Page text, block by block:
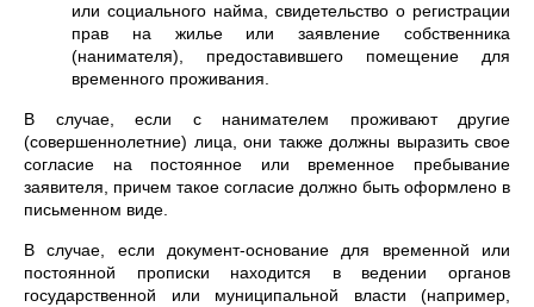
или социального найма, свидетельство о регистрации
прав на жилье или заявление собственника
(нанимателя), предоставившего помещение для
временного проживания.
В случае, если с нанимателем проживают другие
(совершеннолетние) лица, они также должны выразить свое
согласие на постоянное или временное пребывание
заявителя, причем такое согласие должно быть оформлено в
письменном виде.
В случае, если документ-основание для временной или
постоянной прописки находится в ведении органов
государственной или муниципальной власти (например,